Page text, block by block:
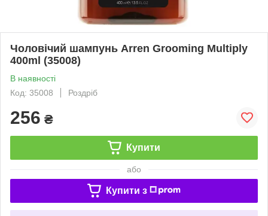
Чоловічий шампунь Arren Grooming Multiply
400ml (35008)
В наявності
Код: 35008
Роздріб
256 ₴
Купити
або
Купити з